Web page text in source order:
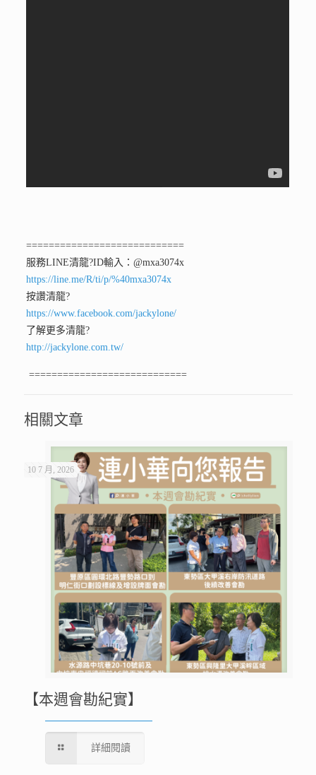
============================
服務LINE清龍?ID輸入：@mxa3074x
https://line.me/R/ti/p/%40mxa3074x
按讚清龍?
https://www.facebook.com/jackylone/
了解更多清龍?
http://jackylone.com.tw/
============================
相關文章
10 7 月, 2026
【本週會勘紀實】
詳細閱讀